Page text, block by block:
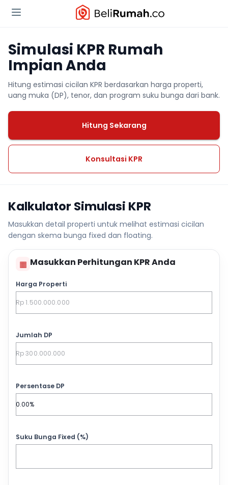
Simulasi KPR Rumah
Impian Anda
Hitung estimasi cicilan KPR berdasarkan harga properti,
uang muka (DP), tenor, dan program suku bunga dari bank.
Hitung Sekarang
Konsultasi KPR
Kalkulator Simulasi KPR
Masukkan detail properti untuk melihat estimasi cicilan
dengan skema bunga fixed dan floating.
▦ Masukkan Perhitungan KPR Anda
Harga Properti
Jumlah DP
Persentase DP
Suku Bunga Fixed (%)